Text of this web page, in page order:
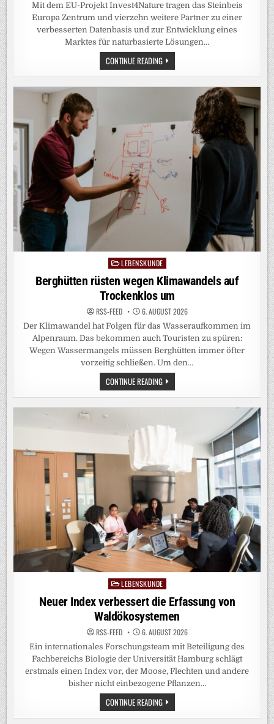
Mit dem EU-Projekt Invest4Nature tragen das Steinbeis
Europa Zentrum und vierzehn weitere Partner zu einer
verbesserten Datenbasis und zur Entwicklung eines
Marktes für naturbasierte Lösungen…
CONTINUE READINGINVEST4NATURE-
TOOLBOX
BIETET
EVIDENZBASIERTE
ENTSCHEIDUNGSHILFE
NATURBASIERTE
Posted
in
LEBENSKUNDE
Berghütten rüsten wegen Klimawandels auf
Trockenklos um
RSS-FEED 6. AUGUST 2026
Der Klimawandel hat Folgen für das Wasseraufkommen im
Alpenraum. Das bekommen auch Touristen zu spüren:
Wegen Wassermangels müssen Berghütten immer öfter
vorzeitig schließen. Um den…
CONTINUE READINGBERGHÜTTEN
RÜSTEN
WEGEN
KLIMAWANDELS
UM
Posted
in
LEBENSKUNDE
Neuer Index verbessert die Erfassung von
Waldökosystemen
RSS-FEED 6. AUGUST 2026
Ein internationales Forschungsteam mit Beteiligung des
Fachbereichs Biologie der Universität Hamburg schlägt
erstmals einen Index vor, der Moose, Flechten und andere
bisher nicht einbezogene Pflanzen…
CONTINUE READINGNEUER
INDEX
VERBESSERT